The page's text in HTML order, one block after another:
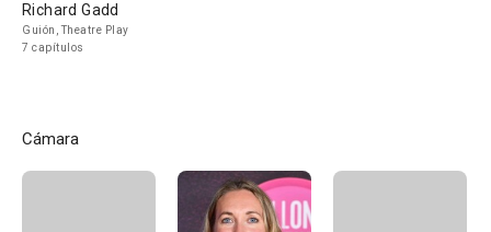
Richard Gadd
Guión, Theatre Play
7 capítulos
Cámara